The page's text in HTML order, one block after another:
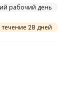
рабочий день
течение 28 дней